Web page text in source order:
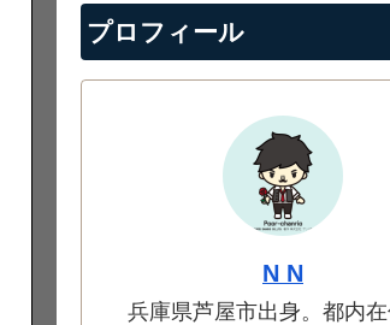
プロフィール
N N
兵庫県芦屋市出身。都内